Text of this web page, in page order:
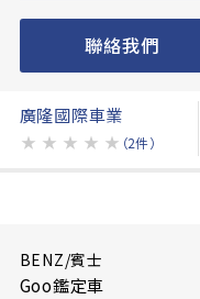
聯絡我們
廣隆國際車業
★ ★ ★ ★ ★ （2件）
BENZ/賓士
Goo鑑定車